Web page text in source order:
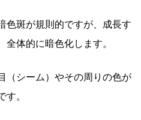
色斑が規則的ですが、成長す
全体的に暗色化します。
（シーム）やその周りの色が
す。